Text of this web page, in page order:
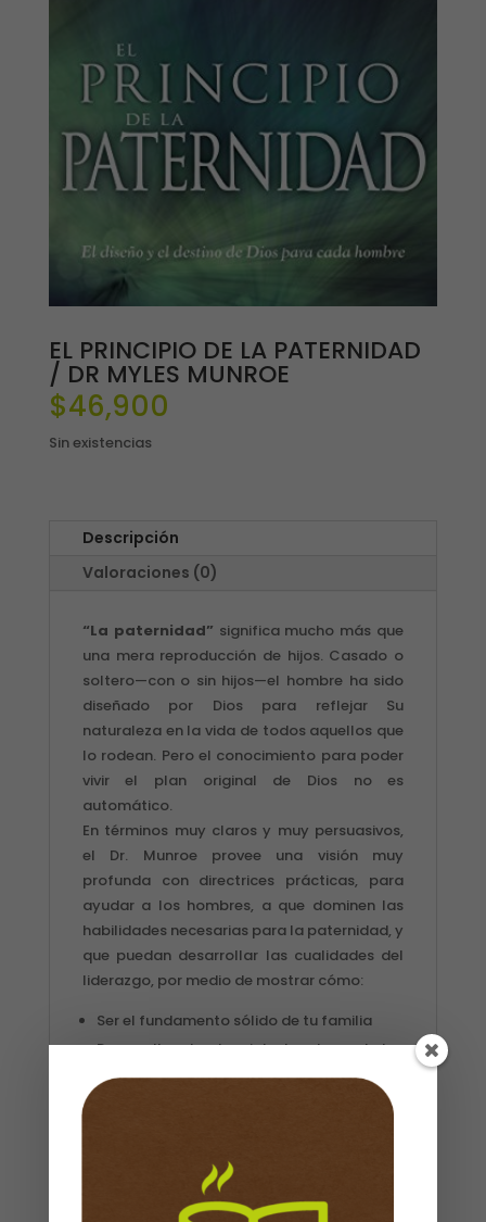
EL PRINCIPIO DE LA PATERNIDAD
/ DR MYLES MUNROE
$46,900
Sin existencias
Descripción
Valoraciones (0)
“La paternidad” significa mucho más que
una mera reproducción de hijos. Casado o
soltero—con o sin hijos—el hombre ha sido
diseñado por Dios para reflejar Su
naturaleza en la vida de todos aquellos que
lo rodean. Pero el conocimiento para poder
vivir el plan original de Dios no es
automático.
En términos muy claros y muy persuasivos,
el Dr. Munroe provee una visión muy
profunda con directrices prácticas, para
ayudar a los hombres, a que dominen las
habilidades necesarias para la paternidad, y
que puedan desarrollar las cualidades del
liderazgo, por medio de mostrar cómo:
Ser el fundamento sólido de tu familia
Desarrollar el potencial y los dones de tus
hijos
Aprender lo que realmente significa ser un
Descubre la visión para tu vida
Identifica los cinco propósitos vitales del